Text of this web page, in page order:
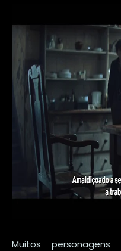
Muitos